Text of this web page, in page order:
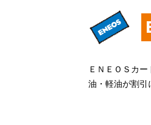
ＥＮＥＯＳカ
油・軽油が割引